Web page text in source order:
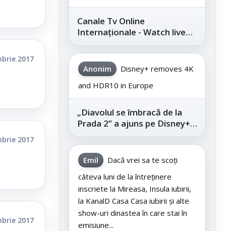
2017
2017
2017
Canale Tv Online
Internaționale - Watch live
channels legally
Anonim
Disney+ removes 4K
and HDR10 in Europe
„Diavolul se îmbracă de la
Prada 2” a ajuns pe Disney+,
după succesul din
cinematografe
Emil
Dacă vrei sa te scoți
câteva luni de la întreținere
inscriete la Mireasa, Insula iubirii,
la KanalD Casa Casa iubirii și alte
show-uri dinastea în care stai în
emisiune...